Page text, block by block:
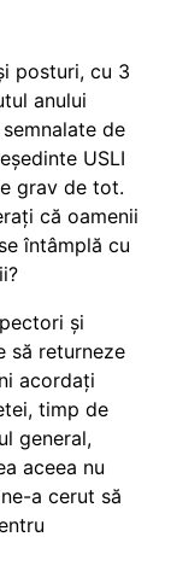
posturi, cu 3
anului
de
USLI
grav de tot.
că oamenii
întâmplă cu
și
să returneze
acordați
timp de
general,
aceea nu
a cerut să